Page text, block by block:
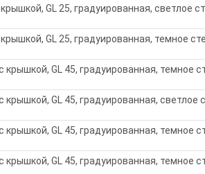
GL 25, градуированная, светлое
GL 25, градуированная, темное
крышкой, GL 45, градуированная, темное
крышкой, GL 45, градуированная, светлое
крышкой, GL 45, градуированная, темное
крышкой, GL 45, градуированная, темное